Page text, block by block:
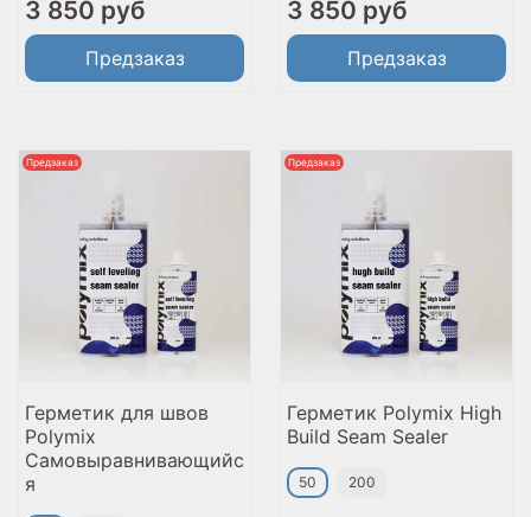
3 850 руб
Предзаказ
3 850 руб
Предзаказ
Предзаказ
Герметик для швов
Polymix
Самовыравнивающийс
я
Предзаказ
Герметик Polymix High
Build Seam Sealer
50 200